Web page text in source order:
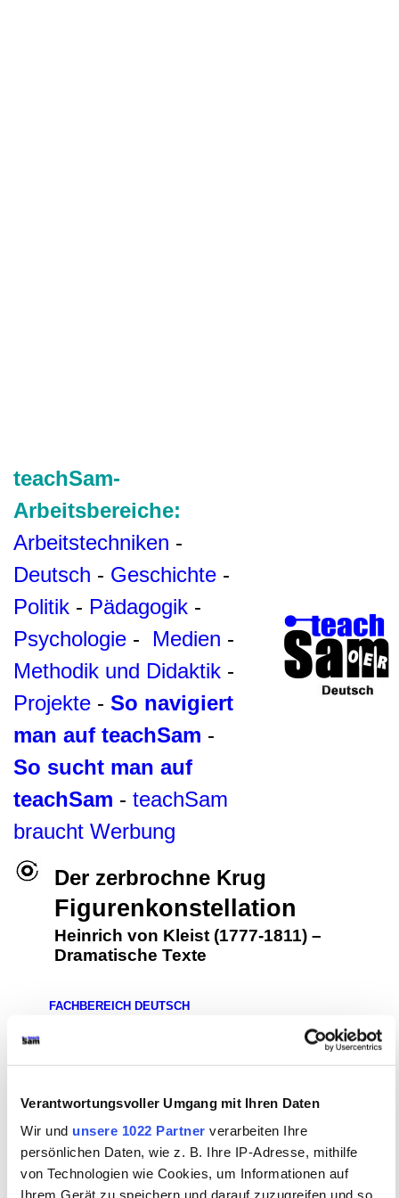
Verantwortungsvoller Umgang mit Ihren Daten
Wir und unsere 1022 Partner verarbeiten Ihre
persönlichen Daten, wie z. B. Ihre IP-Adresse, mithilfe
von Technologien wie Cookies, um Informationen auf
Ihrem Gerät zu speichern und darauf zuzugreifen und so
teachSam-
Arbeitsbereiche:
Arbeitstechniken -
Deutsch - Geschichte -
Politik - Pädagogik -
Psychologie - Medien -
Methodik und Didaktik -
Projekte - So navigiert
man auf teachSam -
So sucht man auf
teachSam - teachSam
braucht Werbung
Der zerbrochne Krug
Figurenkonstellation
Heinrich von Kleist (1777-1811) –
Dramatische Texte
FACHBEREICH DEUTSCH
▪Biografie
•Überblick•Historischer Hintergrund•
Literaturgeschichtlicher Kontext
Entstehungsgeschichte
Handlungsverlauf ►Figurenkonstellation ◄• Einzelne
Figuren • Sprachliche Form •Weitere Aspekte der Analyse
Rezeptionsgeschichte•Interpretationsansätze•Bausteine •